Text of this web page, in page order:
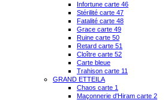
Infortune carte 46
Stérilité carte 47
Fatalité carte 48
Grace carte 49
Ruine carte 50
Retard carte 51
Cloître carte 52
Carte bleue
Trahison carte 11
GRAND ETTEILA
Chaos carte 1
Maçonnerie d'Hiram carte 2